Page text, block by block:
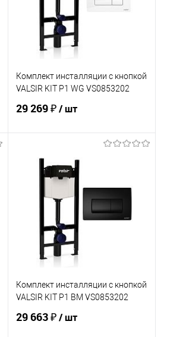
Комплект инсталляции с кнопкой
VALSIR KIT P1 WG VS0853202
29 269 ₽/ шт
В корзину
Купить в 1 клик
Сравнение
В наличии
Комплект инсталляции с кнопкой
VALSIR KIT P1 BM VS0853202
29 663 ₽/ шт